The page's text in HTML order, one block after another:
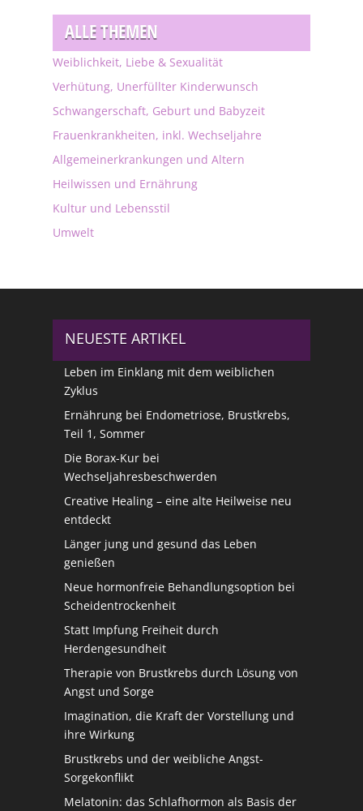
ALLE THEMEN
Weiblichkeit, Liebe & Sexualität
Verhütung, Unerfüllter Kinderwunsch
Schwangerschaft, Geburt und Babyzeit
Frauenkrankheiten, inkl. Wechseljahre
Allgemeinerkrankungen und Altern
Heilwissen und Ernährung
Kultur und Lebensstil
Umwelt
NEUESTE ARTIKEL
Leben im Einklang mit dem weiblichen
Zyklus
Ernährung bei Endometriose, Brustkrebs,
Teil 1, Sommer
Die Borax-Kur bei
Wechseljahresbeschwerden
Creative Healing – eine alte Heilweise neu
entdeckt
Länger jung und gesund das Leben
genießen
Neue hormonfreie Behandlungsoption bei
Scheidentrockenheit
Statt Impfung Freiheit durch
Herdengesundheit
Therapie von Brustkrebs durch Lösung von
Angst und Sorge
Imagination, die Kraft der Vorstellung und
ihre Wirkung
Brustkrebs und der weibliche Angst-
Sorgekonflikt
Melatonin: das Schlafhormon als Basis der